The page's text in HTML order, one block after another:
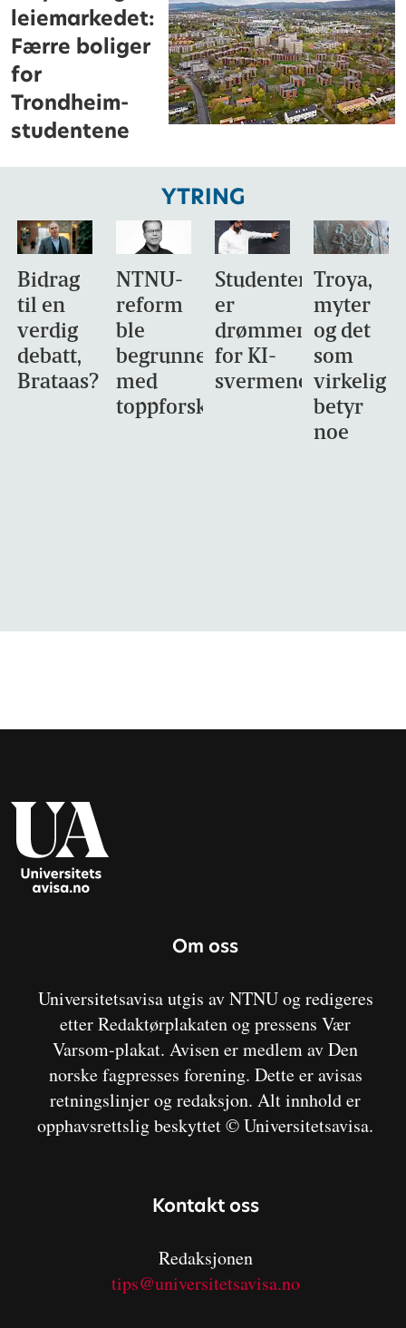
leiemarkedet:
Færre boliger
for
Trondheim-
studentene
YTRING
Bidrag
til en
verdig
debatt,
Brataas?
NTNU-
reform
ble
begrunnet
med
toppforskning
Studentene
er
drømmemålet
for KI-
svermene
Troya,
myter
og det
som
virkelig
betyr
noe
Om oss
Universitetsavisa utgis av NTNU og redigeres
etter Redaktørplakaten og pressens Vær
Varsom-plakat. Avisen er medlem av Den
norske fagpresses forening. Dette er avisas
retningslinjer og redaksjon. Alt innhold er
opphavsrettslig beskyttet © Universitetsavisa.
Kontakt oss
Redaksjonen
tips@universitetsavisa.no